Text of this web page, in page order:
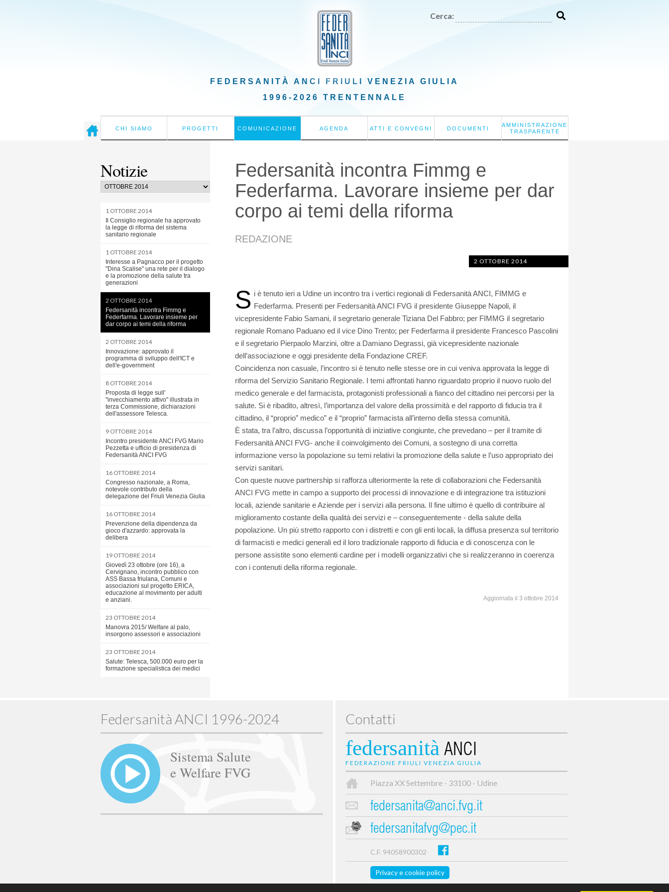
Cerca:
FEDERSANITÀ ANCI FRIULI VENEZIA GIULIA
1996-2026 TRENTENNALE
CHI SIAMO PROGETTI COMUNICAZIONE AGENDA ATTI E CONVEGNI DOCUMENTI
AMMINISTRAZIONE
TRASPARENTE
Notizie
1 OTTOBRE 2014
Il Consiglio regionale ha approvato
la legge di riforma del sistema
sanitario regionale
1 OTTOBRE 2014
Interesse a Pagnacco per il progetto
"Dina Scalise" una rete per il dialogo
e la promozione della salute tra
generazioni
2 OTTOBRE 2014
Federsanità incontra Fimmg e
Federfarma. Lavorare insieme per
dar corpo ai temi della riforma
2 OTTOBRE 2014
Innovazione: approvato il
programma di sviluppo dell'ICT e
dell'e-government
8 OTTOBRE 2014
Proposta di legge sull'
"invecchiamento attivo" illustrata in
terza Commissione, dichiarazioni
dell'assessore Telesca.
9 OTTOBRE 2014
Incontro presidente ANCI FVG Mario
Pezzetta e ufficio di presidenza di
Federsanità ANCI FVG
16 OTTOBRE 2014
Congresso nazionale, a Roma,
notevole contributo della
delegazione del Friuli Venezia Giulia
16 OTTOBRE 2014
Prevenzione della dipendenza da
gioco d'azzardo: approvata la
delibera
19 OTTOBRE 2014
Giovedì 23 ottobre (ore 16), a
Cervignano, incontro pubblico con
ASS Bassa friulana, Comuni e
associazioni sul progetto ERICA,
educazione al movimento per adulti
e anziani.
23 OTTOBRE 2014
Manovra 2015/ Welfare al palo,
insorgono assessori e associazioni
23 OTTOBRE 2014
Salute: Telesca, 500.000 euro per la
formazione specialistica dei medici
Federsanità incontra Fimmg e
Federfarma. Lavorare insieme per dar
corpo ai temi della riforma
REDAZIONE
2 OTTOBRE 2014
S i è tenuto ieri a Udine un incontro tra i vertici regionali di Federsanità ANCI, FIMMG e
Federfarma. Presenti per Federsanità ANCI FVG il presidente Giuseppe Napoli, il
vicepresidente Fabio Samani, il segretario generale Tiziana Del Fabbro; per FIMMG il segretario
regionale Romano Paduano ed il vice Dino Trento; per Federfarma il presidente Francesco Pascolini
e il segretario Pierpaolo Marzini, oltre a Damiano Degrassi, già vicepresidente nazionale
dell’associazione e oggi presidente della Fondazione CREF.
Coincidenza non casuale, l’incontro si è tenuto nelle stesse ore in cui veniva approvata la legge di
riforma del Servizio Sanitario Regionale. I temi affrontati hanno riguardato proprio il nuovo ruolo del
medico generale e del farmacista, protagonisti professionali a fianco del cittadino nei percorsi per la
salute. Si è ribadito, altresì, l’importanza del valore della prossimità e del rapporto di fiducia tra il
cittadino, il “proprio” medico” e il “proprio” farmacista all’interno della stessa comunità.
È stata, tra l’altro, discussa l’opportunità di iniziative congiunte, che prevedano – per il tramite di
Federsanità ANCI FVG- anche il coinvolgimento dei Comuni, a sostegno di una corretta
informazione verso la popolazione su temi relativi la promozione della salute e l’uso appropriato dei
servizi sanitari.
Con queste nuove partnership si rafforza ulteriormente la rete di collaborazioni che Federsanità
ANCI FVG mette in campo a supporto dei processi di innovazione e di integrazione tra istituzioni
locali, aziende sanitarie e Aziende per i servizi alla persona. Il fine ultimo è quello di contribuire al
miglioramento costante della qualità dei servizi e – conseguentemente - della salute della
popolazione. Un più stretto rapporto con i distretti e con gli enti locali, la diffusa presenza sul territorio
di farmacisti e medici generali ed il loro tradizionale rapporto di fiducia e di conoscenza con le
persone assistite sono elementi cardine per i modelli organizzativi che si realizzeranno in coerenza
con i contenuti della riforma regionale.
Aggiornata il 3 ottobre 2014
Federsanità ANCI 1996-2024
Sistema Salute
e Welfare FVG
Contatti
federsanità ANCI
FEDERAZIONE FRIULI VENEZIA GIULIA
Piazza XX Settembre - 33100 - Udine
federsanita@anci.fvg.it
federsanitafvg@pec.it
C.F. 94058900302
Privacy e cookie policy